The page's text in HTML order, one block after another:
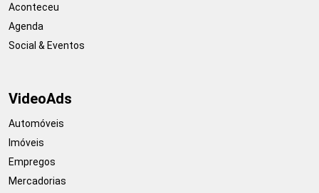
Aconteceu
Agenda
Social & Eventos
VideoAds
Automóveis
Imóveis
Empregos
Mercadorias